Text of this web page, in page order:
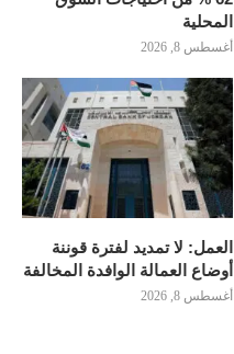
المحلية
أغسطس 8, 2026
العمل: لا تمديد لفترة قوننة
أوضاع العمالة الوافدة المخالفة
أغسطس 8, 2026